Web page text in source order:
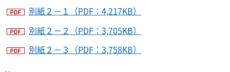
別紙２－１（PDF：4,217KB）
別紙２－２（PDF：3,705KB）
別紙２－３（PDF：3,758KB）